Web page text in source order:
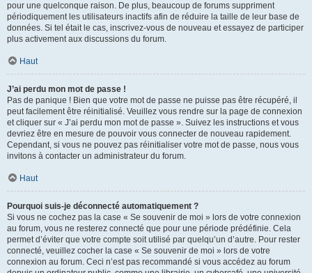
pour une quelconque raison. De plus, beaucoup de forums suppriment
périodiquement les utilisateurs inactifs afin de réduire la taille de leur base de
données. Si tel était le cas, inscrivez-vous de nouveau et essayez de participer
plus activement aux discussions du forum.
Haut
J’ai perdu mon mot de passe !
Pas de panique ! Bien que votre mot de passe ne puisse pas être récupéré, il
peut facilement être réinitialisé. Veuillez vous rendre sur la page de connexion
et cliquer sur « J’ai perdu mon mot de passe ». Suivez les instructions et vous
devriez être en mesure de pouvoir vous connecter de nouveau rapidement.
Cependant, si vous ne pouvez pas réinitialiser votre mot de passe, nous vous
invitons à contacter un administrateur du forum.
Haut
Pourquoi suis-je déconnecté automatiquement ?
Si vous ne cochez pas la case « Se souvenir de moi » lors de votre connexion
au forum, vous ne resterez connecté que pour une période prédéfinie. Cela
permet d’éviter que votre compte soit utilisé par quelqu’un d’autre. Pour rester
connecté, veuillez cocher la case « Se souvenir de moi » lors de votre
connexion au forum. Ceci n’est pas recommandé si vous accédez au forum